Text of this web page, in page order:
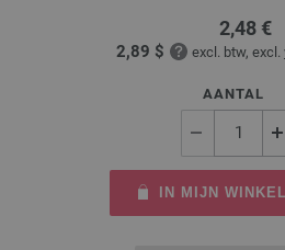
2,48 €
2,89 $ excl. btw, excl.
AANTAL
IN MIJN